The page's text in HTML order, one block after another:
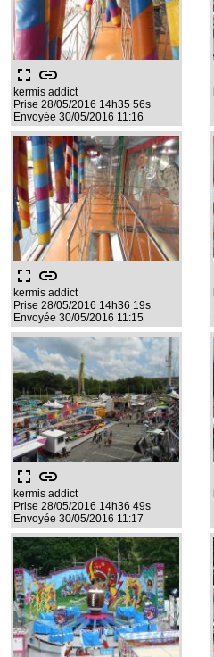
fullscreen link
kermis addict
Prise 28/05/2016 14h35 56s
Envoyée 30/05/2016 11:16
fullscreen link
kermis addict
Prise 28/05/2016 14h36 19s
Envoyée 30/05/2016 11:15
fullscreen link
kermis addict
Prise 28/05/2016 14h36 49s
Envoyée 30/05/2016 11:17